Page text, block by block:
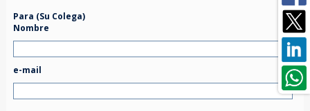
Para (Su Colega)
Nombre
e-mail